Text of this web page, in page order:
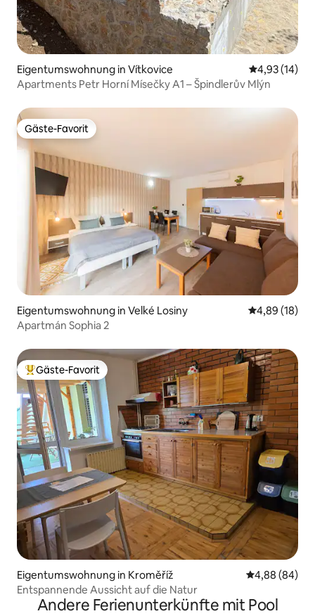
Eigentumswohnung in Vítkovice
4,93 (14)
Apartments Petr Horní Mísečky A1 – Špindlerův Mlýn
Gäste-Favorit
Gäste-Favorit
Eigentumswohnung in Velké Losiny
4,89 (18)
Apartmán Sophia 2
Beliebter Gäste-Favorit.
Gäste-Favorit
Eigentumswohnung in Kroměříž
4,88 (84)
Entspannende Aussicht auf die Natur
Andere Ferienunterkünfte mit Pool